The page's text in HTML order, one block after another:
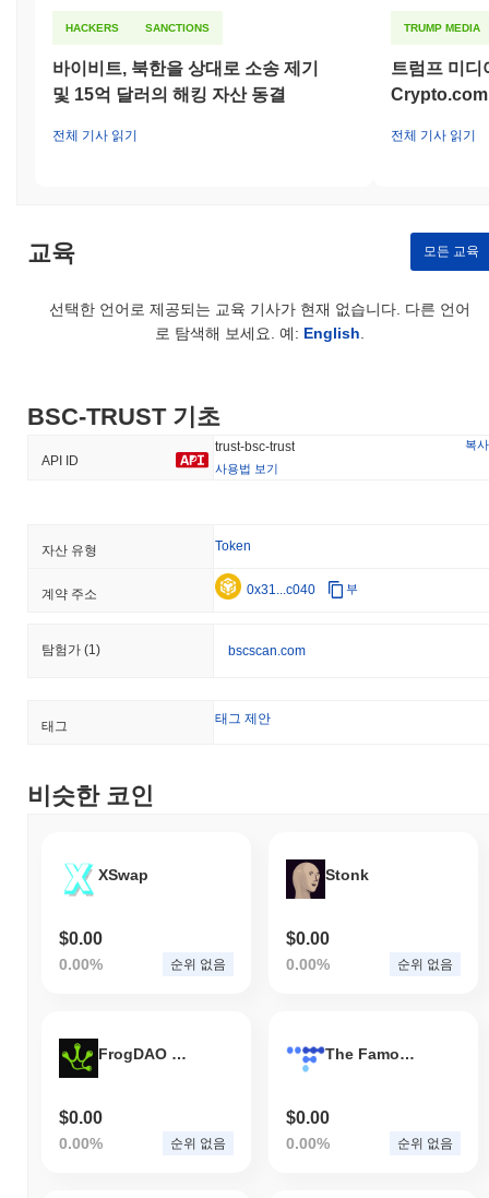
HACKERS SANCTIONS
바이비트, 북한을 상대로 소송 제기
및 15억 달러의 해킹 자산 동결
전체 기사 읽기
TRUMP MEDIA
트럼프 미디
Crypto.com
전체 기사 읽기
교육 모든 교육
선택한 언어로 제공되는 교육 기사가 현재 없습니다. 다른 언어
로 탐색해 보세요. 예: English
BSC-TRUST 기초
API ID
trust-bsc-trust
복사
사용법 보기
자산 유형 Token
계약 주소 0x31...c040 부
탐험가 (1) bscscan.com
태그 태그 제안
비슷한 코인
XSwap
$0.00
0.00% 순위 없음
Stonk
$0.00
0.00% 순위 없음
FrogDAO Dime
$0.00
0.00% 순위 없음
The Famous Token
$0.00
0.00% 순위 없음